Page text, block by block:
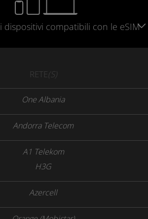
i dispositivi compatibili con le eSIM
RETE(S)
One Albania
Andorra Telecom
A1 Telekom
H3G
Azercell